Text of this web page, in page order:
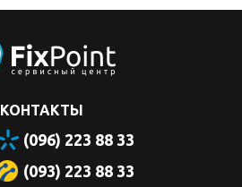
КОНТАКТЫ
(096) 223 88 33
(093) 223 88 33